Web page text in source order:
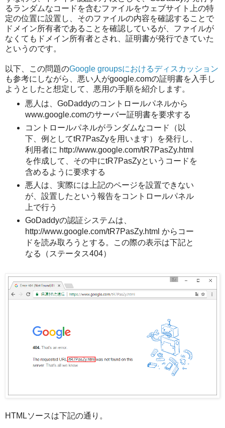
るランダムなコードを含むファイルをウェブサイト上の特
定の位置に設置し、そのファイルの内容を確認することで
ドメイン所有者であることを確認しているが、ファイルが
なくてもドメイン所有者とされ、証明書が発行できていた
というのです。
以下、この問題のGoogle groupsにおけるディスカッション
も参考にしながら、悪い人がgoogle.comの証明書を入手し
ようとしたと想定して、悪用の手順を紹介します。
悪人は、GoDaddyのコントロールパネルから
www.google.comのサーバー証明書を要求する
コントロールパネルがランダムなコード（以
下、例としてtR7PasZyを用います）を発行し、
利用者に http://www.google.com/tR7PasZy.html
を作成して、その中にtR7PasZyというコードを
含めるように要求する
悪人は、実際には上記のページを設置できない
が、設置したという報告をコントロールパネル
上で行う
GoDaddyの認証システムは、
http://www.google.com/tR7PasZy.html からコー
ドを読み取ろうとする。この際の表示は下記と
なる（ステータス404）
HTMLソースは下記の通り。